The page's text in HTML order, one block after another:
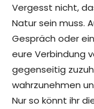
Vergesst nicht,
Natur sein muss.
Gespräch oder
eure Verbindung
gegenseitig
wahrzunehmen
Nur so könnt ihr